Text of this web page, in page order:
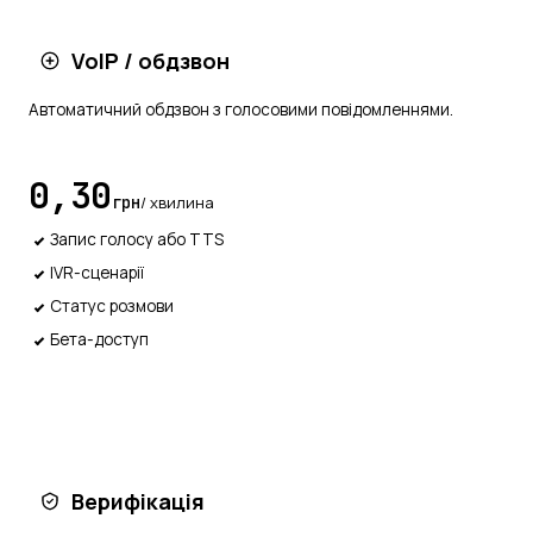
VoIP / обдзвон
Автоматичний обдзвон з голосовими повідомленнями.
0,30 грн/ хвилина
Запис голосу або TTS
IVR-сценарії
Статус розмови
Бета-доступ
Верифікація